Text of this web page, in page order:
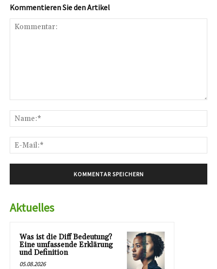
Kommentieren Sie den Artikel
Aktuelles
Was ist die Diff Bedeutung?
Eine umfassende Erklärung
und Definition
05.08.2026